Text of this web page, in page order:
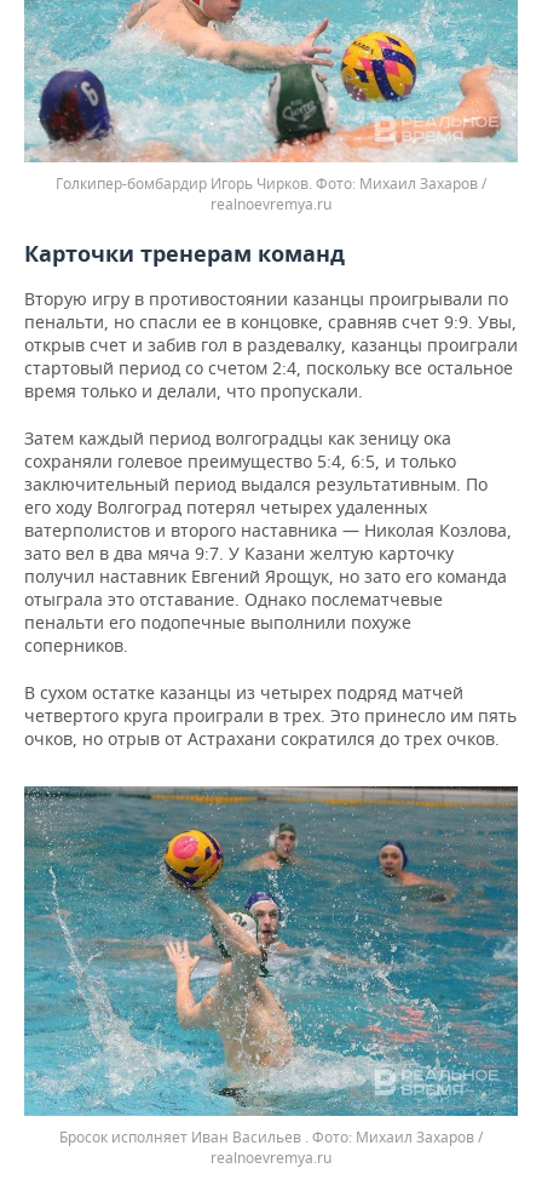
Голкипер-бомбардир Игорь Чирков.
Михаил Захаров /
realnoevremya.ru
Карточки тренерам команд
Вторую игру в противостоянии казанцы проигрывали по
пенальти, но спасли ее в концовке, сравняв счет 9:9. Увы,
открыв счет и забив гол в раздевалку, казанцы проиграли
стартовый период со счетом 2:4, поскольку все остальное
время только и делали, что пропускали.
Затем каждый период волгоградцы как зеницу ока
сохраняли голевое преимущество 5:4, 6:5, и только
заключительный период выдался результативным. По
его ходу Волгоград потерял четырех удаленных
ватерполистов и второго наставника — Николая Козлова,
зато вел в два мяча 9:7. У Казани желтую карточку
получил наставник Евгений Ярощук, но зато его команда
отыграла это отставание. Однако послематчевые
пенальти его подопечные выполнили похуже
соперников.
В сухом остатке казанцы из четырех подряд матчей
четвертого круга проиграли в трех. Это принесло им пять
очков, но отрыв от Астрахани сократился до трех очков.
Бросок исполняет Иван Васильев .
Михаил Захаров /
realnoevremya.ru